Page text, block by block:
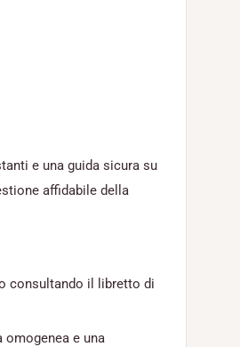
e una guida sicura su
affidabile della
consultando il libretto di
e una